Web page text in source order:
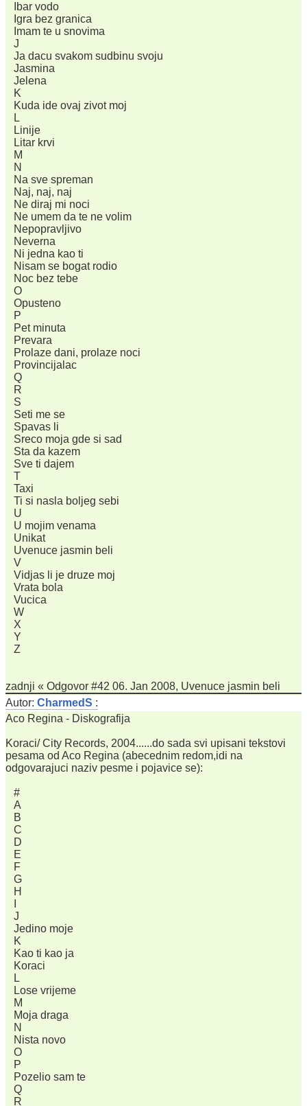
Ibar vodo
Igra bez granica
Imam te u snovima
J
Ja dacu svakom sudbinu svoju
Jasmina
Jelena
K
Kuda ide ovaj zivot moj
L
Linije
Litar krvi
M
N
Na sve spreman
Naj, naj, naj
Ne diraj mi noci
Ne umem da te ne volim
Nepopravljivo
Neverna
Ni jedna kao ti
Nisam se bogat rodio
Noc bez tebe
O
Opusteno
P
Pet minuta
Prevara
Prolaze dani, prolaze noci
Provincijalac
Q
R
S
Seti me se
Spavas li
Sreco moja gde si sad
Sta da kazem
Sve ti dajem
T
Taxi
Ti si nasla boljeg sebi
U
U mojim venama
Unikat
Uvenuce jasmin beli
V
Vidjas li je druze moj
Vrata bola
Vucica
W
X
Y
Z
zadnji « Odgovor #42 06. Jan 2008, Uvenuce jasmin beli
Autor: CharmedS :
Aco Regina - Diskografija
Koraci/ City Records, 2004......do sada svi upisani tekstovi
pesama od Aco Regina (abecednim redom,idi na
odgovarajuci naziv pesme i pojavice se):
#
A
B
C
D
E
F
G
H
J
Jedino moje
K
Kao ti kao ja
Koraci
L
Lose vrijeme
M
Moja draga
N
Nista novo
O
P
Pozelio sam te
Q
R